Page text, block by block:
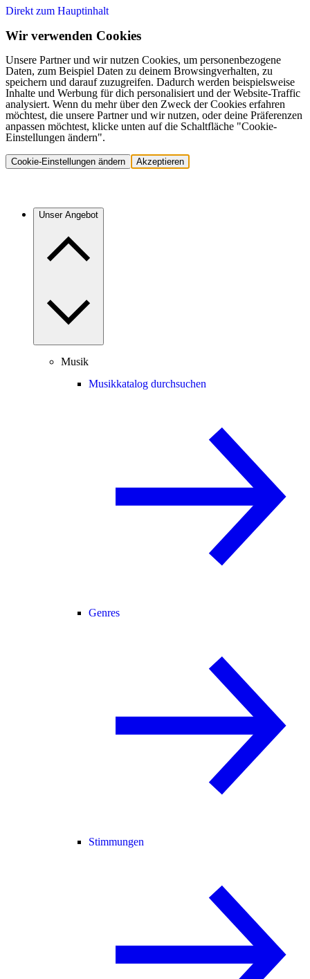
Direkt zum Hauptinhalt
Wir verwenden Cookies
Unsere Partner und wir nutzen Cookies, um personenbezogene
Daten, zum Beispiel Daten zu deinem Browsingverhalten, zu
speichern und darauf zuzugreifen. Dadurch werden beispielsweise
Inhalte und Werbung für dich personalisiert und der Website-Traffic
analysiert. Wenn du mehr über den Zweck der Cookies erfahren
möchtest, die unsere Partner und wir nutzen, oder deine Präferenzen
anpassen möchtest, klicke unten auf die Schaltfläche "Cookie-
Einstellungen ändern".
Cookie-Einstellungen ändern Akzeptieren
Unser Angebot
Musik
Musikkatalog durchsuchen
Genres
Stimmungen